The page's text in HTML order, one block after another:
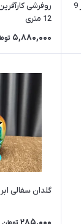
روفرشی کارآفرین یزد مدل 07 سایز 9
12 متری
5,880,000
گلدان سفالی ابر و